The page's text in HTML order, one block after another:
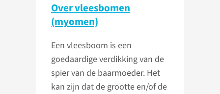
Over vleesbomen
(myomen)
Een vleesboom is een
goedaardige verdikking van de
spier van de baarmoeder. Het
kan zijn dat de grootte en/of de